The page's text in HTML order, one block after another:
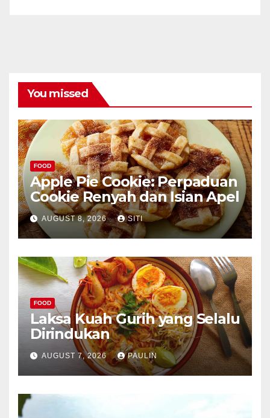
You missed
FOOD
Apple Pie Cookie: Perpaduan
Cookie Renyah dan Isian Apel
AUGUST 8, 2026 SITI
FOOD
Laksa Kuah Gurih yang Selalu
Dirindukan
AUGUST 7, 2026 PAULIN